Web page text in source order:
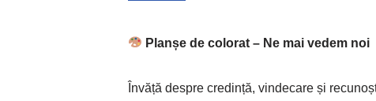
Planșe de colorat – Ne mai vedem noi
Învăță despre credință, vindecare și